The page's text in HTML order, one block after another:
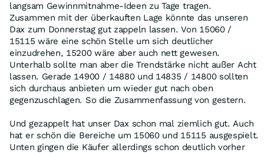
langsam Gewinnmitnahme-Ideen zu Tage tragen.
Zusammen mit der überkauften Lage könnte das unseren
Dax zum Donnerstag gut zappeln lassen. Von 15060 /
15115 wäre eine schön Stelle um sich deutlicher
einzudrehen, 15200 wäre aber auch nett gewesen.
Unterhalb sollte man aber die Trendstärke nicht außer Acht
lassen. Gerade 14900 / 14880 und 14835 / 14800 sollten
sich durchaus anbieten um wieder gut nach oben
gegenzuschlagen. So die Zusammenfassung von gestern.
Und gezappelt hat unser Dax schon mal ziemlich gut. Auch
hat er schön die Bereiche um 15060 und 15115 ausgespielt.
Unten gingen die Käufer allerdings schon deutlich vorher